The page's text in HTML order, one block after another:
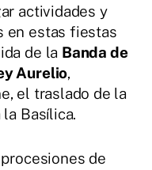
actividades y
en estas fiestas
de la Banda de
Aurelio,
el traslado de la
Basílica.
de